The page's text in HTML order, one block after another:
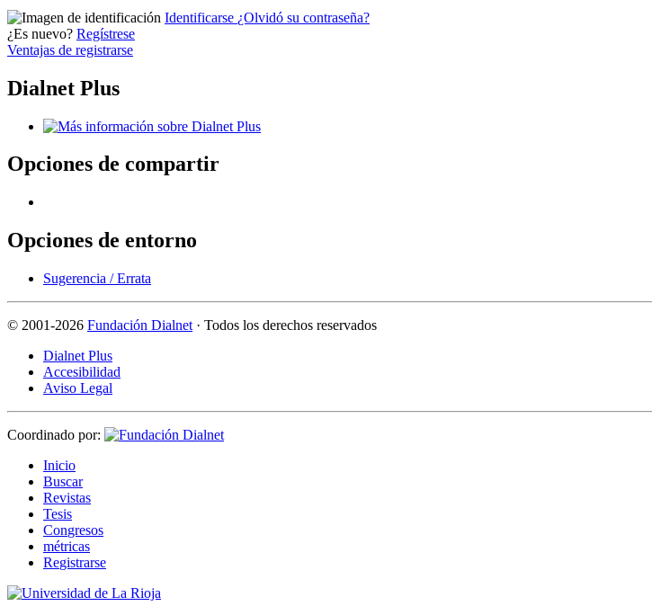
Identificarse ¿Olvidó su contraseña?
¿Es nuevo? Regístrese
Ventajas de registrarse
Dialnet Plus
Opciones de compartir
Opciones de entorno
Sugerencia / Errata
© 2001-2026 Fundación Dialnet · Todos los derechos reservados
Dialnet Plus
Accesibilidad
Aviso Legal
Coordinado por:
Inicio
Buscar
Revistas
Tesis
Congresos
métricas
Registrarse